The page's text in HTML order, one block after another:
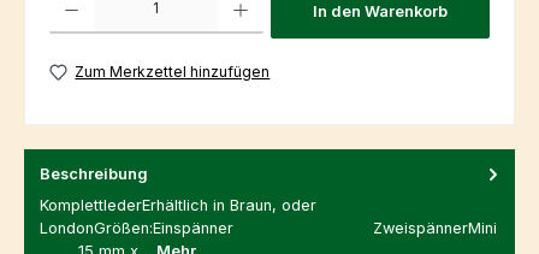
In den Warenkorb
Zum Merkzettel hinzufügen
Beschreibung
KomplettlederErhältlich in Braun, oder
LondonGrößen:Einspänner ZweispännerMini